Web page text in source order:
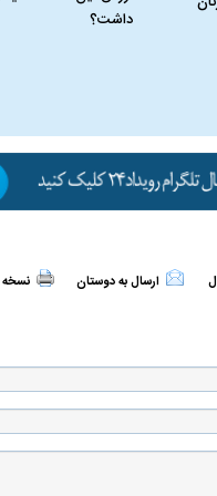
داشت؟
ارسال به دوستان
به کویت با
سخنرانی دیده
رفسنجانی